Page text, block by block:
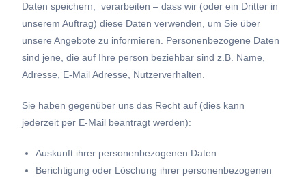
Daten speichern, verarbeiten – dass wir (oder ein Dritter in
unserem Auftrag) diese Daten verwenden, um Sie über
unsere Angebote zu informieren. Personenbezogene Daten
sind jene, die auf Ihre person beziehbar sind z.B. Name,
Adresse, E-Mail Adresse, Nutzerverhalten.
Sie haben gegenüber uns das Recht auf (dies kann
jederzeit per E-Mail beantragt werden):
Auskunft ihrer personenbezogenen Daten
Berichtigung oder Löschung ihrer personenbezogenen